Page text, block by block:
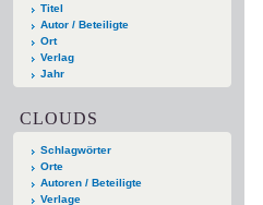
Titel
Autor / Beteiligte
Ort
Verlag
Jahr
CLOUDS
Schlagwörter
Orte
Autoren / Beteiligte
Verlage